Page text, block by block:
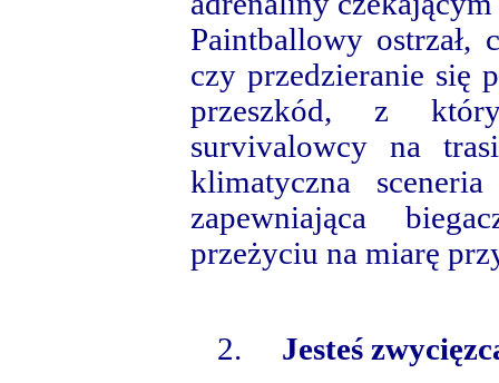
Paintballowy ostrzał,
czy przedzieranie się
przeszkód, z
survivalowcy na
klimatyczna
zapewniająca
przeżyciu na miarę
2.
Jesteś